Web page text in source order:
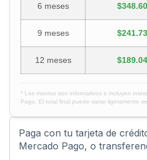
6 meses $348.60
9 meses $241.73
12 meses $189.04
* Los montos son informativos e incluyen
Pago. El total final puede variar ligeramente
Paga con tu tarjeta de
Mercado Pago, o